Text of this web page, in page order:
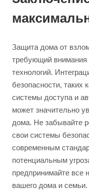
Защита дома от
требующий внимания
технологий.
безопасности, таких
системы доступа и
может значительно
дома. Не забывайте
свои системы
современным
потенциальным
предпринимайте
вашего дома и семьи.